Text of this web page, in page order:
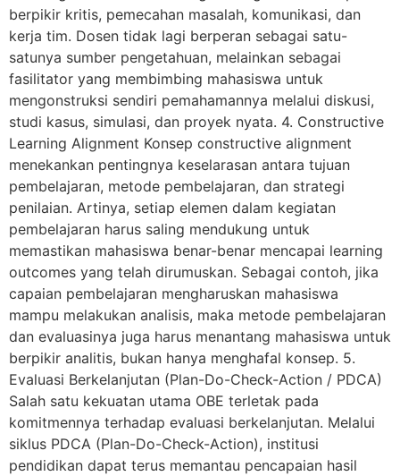
berpikir kritis, pemecahan masalah, komunikasi, dan
kerja tim. Dosen tidak lagi berperan sebagai satu-
satunya sumber pengetahuan, melainkan sebagai
fasilitator yang membimbing mahasiswa untuk
mengonstruksi sendiri pemahamannya melalui diskusi,
studi kasus, simulasi, dan proyek nyata. 4. Constructive
Learning Alignment Konsep constructive alignment
menekankan pentingnya keselarasan antara tujuan
pembelajaran, metode pembelajaran, dan strategi
penilaian. Artinya, setiap elemen dalam kegiatan
pembelajaran harus saling mendukung untuk
memastikan mahasiswa benar-benar mencapai learning
outcomes yang telah dirumuskan. Sebagai contoh, jika
capaian pembelajaran mengharuskan mahasiswa
mampu melakukan analisis, maka metode pembelajaran
dan evaluasinya juga harus menantang mahasiswa untuk
berpikir analitis, bukan hanya menghafal konsep. 5.
Evaluasi Berkelanjutan (Plan-Do-Check-Action / PDCA)
Salah satu kekuatan utama OBE terletak pada
komitmennya terhadap evaluasi berkelanjutan. Melalui
siklus PDCA (Plan-Do-Check-Action), institusi
pendidikan dapat terus memantau pencapaian hasil